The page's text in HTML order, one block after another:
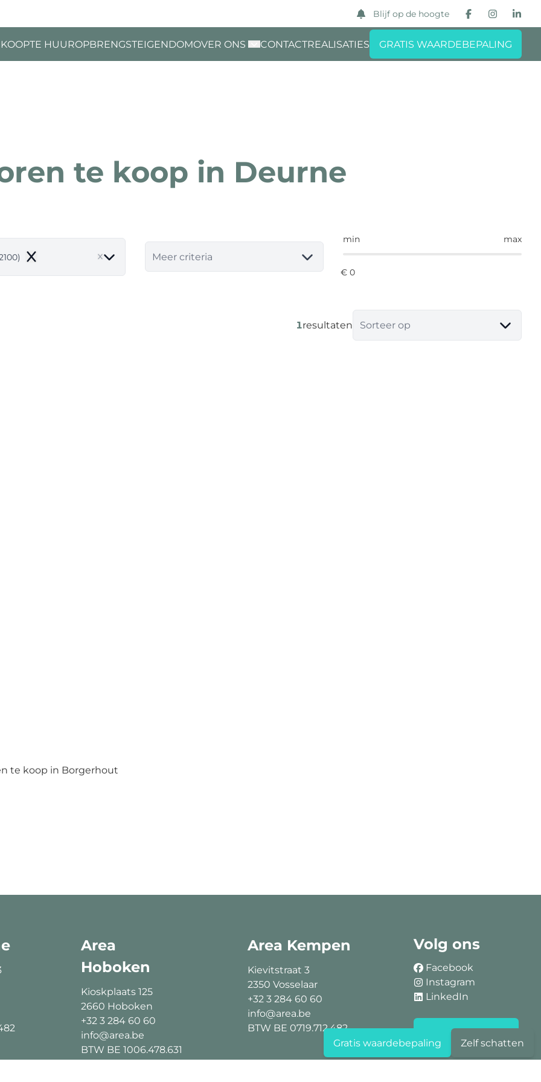
Blijf op de hoogte
TE HUUROPBRENGSTEIGENDOMOVER ONS CONTACTREALISATIES GRATIS WAARDEBEPALING
te koop in Deurne
Remove Meer criteria
min max
1resultaten Sorteer op
te koop in Borgerhout
Area
Hoboken
Kioskplaats 125
2660 Hoboken
+32 3 284 60 60
info@area.be
BTW BE 1006.478.631
Area Kempen
Kievitstraat 3
2350 Vosselaar
+32 3 284 60 60
info@area.be
BTW BE 0719.712.482
Volg ons
Facebook
Instagram
LinkedIn
Blijf op de hoogte
Gratis waardebepaling
Zelf schatten